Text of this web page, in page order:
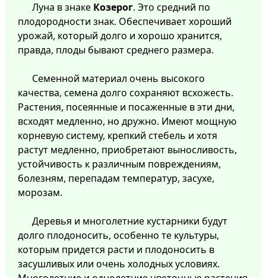
Луна в знаке Козерог. Это средний по
плодородности знак. Обеспечивает хороший
урожай, который долго и хорошо хранится,
правда, плоды бывают среднего размера.
Семенной материал очень высокого
качества, семена долго сохраняют всхожесть.
Растения, посеянные и посаженные в эти дни,
всходят медленно, но дружно. Имеют мощную
корневую систему, крепкий стебель и хотя
растут медленно, приобретают выносливость,
устойчивость к различным повреждениям,
болезням, перепадам температур, засухе,
морозам.
Деревья и многолетние кустарники будут
долго плодоносить, особенно те культуры,
которым придется расти и плодоносить в
засушливых или очень холодных условиях.